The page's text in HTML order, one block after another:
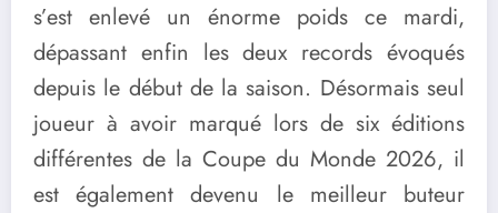
s’est enlevé un énorme poids ce mardi,
dépassant enfin les deux records évoqués
depuis le début de la saison. Désormais seul
joueur à avoir marqué lors de six éditions
différentes de la Coupe du Monde 2026, il
est également devenu le meilleur buteur